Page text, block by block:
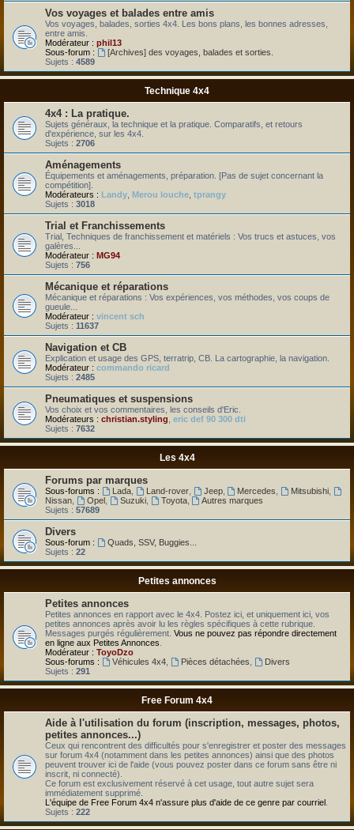
Vos voyages et balades entre amis
Vos voyages, balades, sorties 4x4. Les bons plans, les bonnes adresses,
entre amis.
Modérateur : phil13
Sous-forum :
[Archives] des voyages, balades et sorties.
Sujets : 4589
Technique 4x4
4x4 : La pratique.
Sujets généraux, la technique et la pratique. Comparatifs, et retours
d'expérience, sur les 4x4.
Sujets : 2706
Aménagements
Équipements et aménagements, préparation. [Pas de sujet concernant la
compétition].
Modérateurs : Landy Merou louche tprangy
Sujets : 3018
Trial et Franchissements
Trial, Techniques de franchissement et matériels : Vos trucs et astuces, vos
galères...
Modérateur : MG94
Sujets : 756
Mécanique et réparations
Mécanique et réparations : Vos expériences, vos méthodes, vos coups de
gueule...
Modérateur : vincent sch
Sujets : 11637
Navigation et CB
Explication et usage des GPS, terratrip, CB. La cartographie, la navigation.
Modérateur : commando ricard
Sujets : 2485
Pneumatiques et suspensions
Vos choix et vos commentaires, les conseils d'Eric.
Modérateurs : christian.styling eric def 90 300 dti
Sujets : 7632
Les 4x4
Forums par marques
Sous-forums : Lada, Land-rover, Jeep, Mercedes Mitsubishi
Nissan
Opel, Suzuki, Toyota,
Autres marques
Sujets : 57689
Divers
Sous-forum :
Quads, SSV, Buggies...
Sujets : 22
Petites annonces
Petites annonces
Petites annonces en rapport avec le 4x4. Postez ici, et uniquement ici, vos
petites annonces après avoir lu les règles spécifiques à cette rubrique.
Messages purgés régulièrement. Vous ne pouvez pas répondre directement
en ligne aux Petites Annonces
Modérateur : ToyoDzo
Sous-forums :
Véhicules 4x4, Pièces détachées
Divers
Sujets : 291
Free Forum 4x4
Aide à l'utilisation du forum (inscription, messages, photos,
petites annonces...)
Ceux qui rencontrent des difficultés pour s'enregistrer et poster des messages
sur forum 4x4 (notamment dans les petites annonces) ainsi que des photos
peuvent trouver ici de l'aide (vous pouvez poster dans ce forum sans être ni
inscrit, ni connecté).
Ce forum est exclusivement réservé à cet usage, tout autre sujet sera
immédiatement supprimé.
L'équipe de Free Forum 4x4 n'assure plus d'aide de ce genre par courriel
Sujets : 222